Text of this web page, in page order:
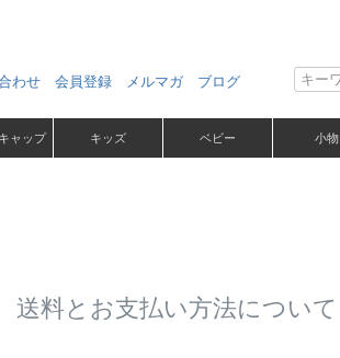
わせ 会員登録 メルマガ ブログ
ャップ キッズ ベビー 小物
送料とお支払い方法について